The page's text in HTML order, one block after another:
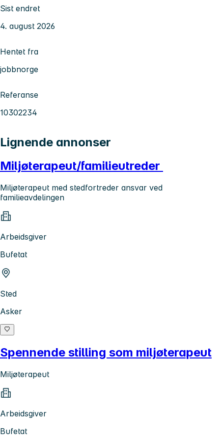
Sist endret
4. august 2026
Hentet fra
jobbnorge
Referanse
10302234
Lignende annonser
Miljøterapeut/familieutreder
Miljøterapeut med stedfortreder ansvar ved
familieavdelingen
Arbeidsgiver
Bufetat
Sted
Asker
Spennende stilling som miljøterapeut
Miljøterapeut
Arbeidsgiver
Bufetat